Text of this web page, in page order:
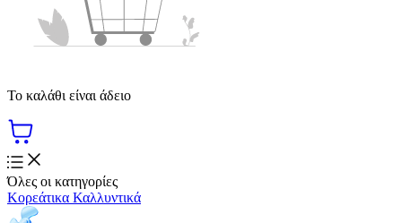
Το καλάθι είναι άδειο
Όλες οι κατηγορίες
Κορεάτικα Καλλυντικά